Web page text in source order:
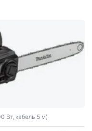
Вт, кабель 5 м)